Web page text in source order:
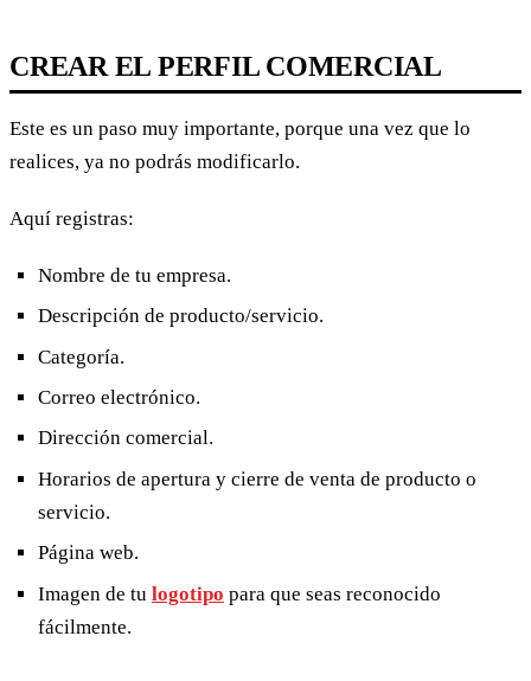
CREAR EL PERFIL COMERCIAL
Este es un paso muy importante, porque una vez que lo
realices, ya no podrás modificarlo.
Aquí registras:
Nombre de tu empresa.
Descripción de producto/servicio.
Categoría.
Correo electrónico.
Dirección comercial.
Horarios de apertura y cierre de venta de producto o
servicio.
Página web.
Imagen de tu logotipo para que seas reconocido
fácilmente.